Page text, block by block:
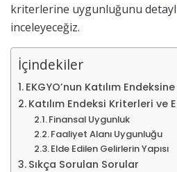
kriterlerine uygunluğunu
inceleyeceğiz.
İçindekiler
EKGYO’nun Katılım
Katılım Endeksi Kriterleri ve
Finansal Uygunluk
Faaliyet Alanı Uygunluğu
Elde Edilen Gelirlerin Yapısı
Sıkça Sorulan Sorular